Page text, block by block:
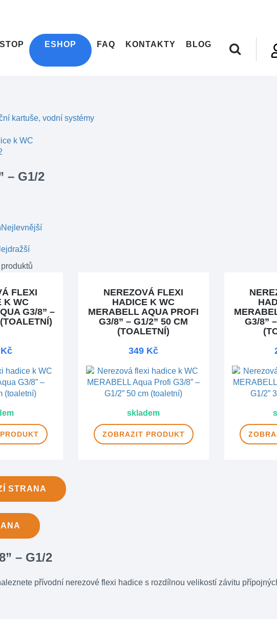
ESHOP FAQ KONTAKTY BLOG
kartuše, vodní systémy
k WC
– G1/2
Nejlevnější
FLEXI
K WC
G3/8” –
PRODUKT
NEREZOVÁ FLEXI
HADICE K WC
MERABELL AQUA PROFI
G3/8” – G1/2” 50 CM
(TOALETNÍ)
349 Kč
skladem
ZOBRAZIT PRODUKT
G3/8”
STRANA
– G1/2
přívodní nerezové flexi hadice s rozdílnou velikostí závitu